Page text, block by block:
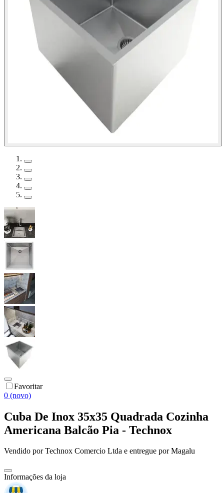
Favoritar
0 (novo)
Cuba De Inox 35x35 Quadrada Cozinha
Americana Balcão Pia - Technox
Vendido porTechnox Comercio Ltda e entregue por Magalu
Informações da loja